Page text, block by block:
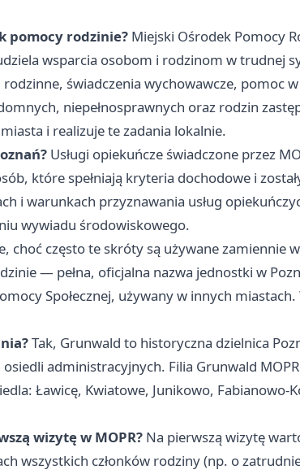
pomocy rodzinie? Miejski Ośrodek Pomocy
wsparcia osobom i rodzinom w trudnej
rodzinne, świadczenia wychowawcze, pomoc
niepełnosprawnych oraz rodzin
i realizuje te zadania lokalnie.
Usługi opiekuńcze świadczone przez
które spełniają kryteria dochodowe i
i warunkach przyznawania usług
wywiadu środowiskowego.
choć często te skróty są używane zamiennie
— pełna, oficjalna nazwa jednostki w
Społecznej, używany w innych miastach.
Tak, Grunwald to historyczna dzielnica
administracyjnych. Filia Grunwald
Ławicę, Kwiatowe, Junikowo, Fabianowo-
wizytę w MOPR? Na pierwszą wizytę
wszystkich członków rodziny (np. o